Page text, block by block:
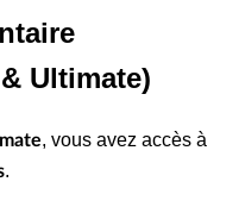
Ultimate)
, vous avez accès à
.